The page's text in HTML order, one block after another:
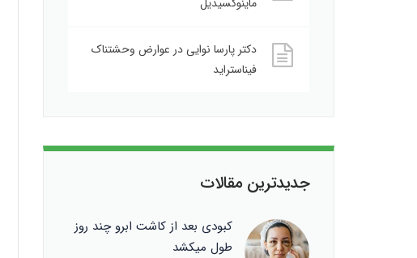
دکتر پارسا نواییدر عوارض وحشتناک
فیناستراید
جدیدترین مقالات
کبودی بعد از کاشت ابرو چند روز
طول میکشد